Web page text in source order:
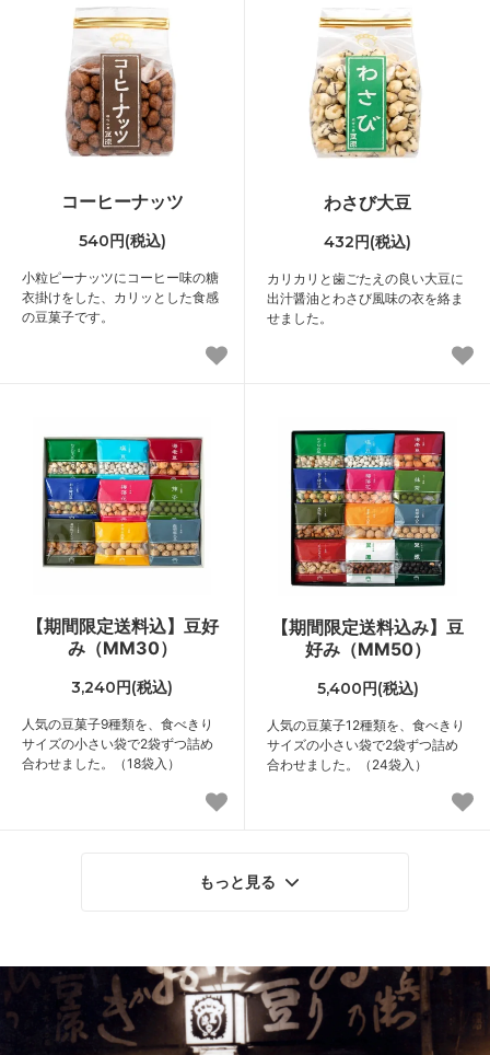
コーヒーナッツ
540円(税込)
小粒ピーナッツにコーヒー味の糖
衣掛けをした、カリッとした食感
の豆菓子です。
わさび大豆
432円(税込)
カリカリと歯ごたえの良い大豆に
出汁醤油とわさび風味の衣を絡ま
せました。
【期間限定送料込】豆好
み（MM30）
3,240円(税込)
人気の豆菓子9種類を、食べきり
サイズの小さい袋で2袋ずつ詰め
合わせました。（18袋入）
【期間限定送料込み】豆
好み（MM50）
5,400円(税込)
人気の豆菓子12種類を、食べきり
サイズの小さい袋で2袋ずつ詰め
合わせました。（24袋入）
もっと見る